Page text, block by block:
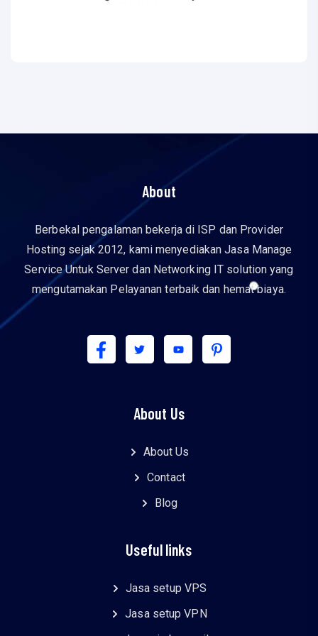
About
Berbekal pengalaman bekerja di ISP dan Provider
Hosting sejak 2012, kami menyediakan Jasa Manage
Service Untuk Server dan Networking IT solution yang
mengutamakan Pelayanan terbaik dan hemat biaya.
About Us
About Us
Contact
Blog
Useful links
Jasa setup VPS
Jasa setup VPN